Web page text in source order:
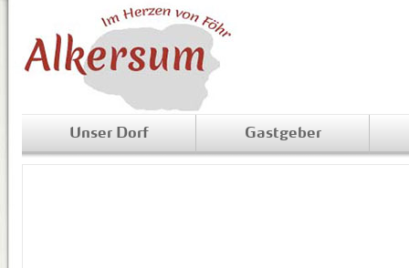
Unser Dorf Gastgeber